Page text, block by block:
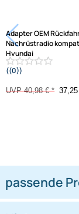
Varianten:
-9,1%
Adapter OEM